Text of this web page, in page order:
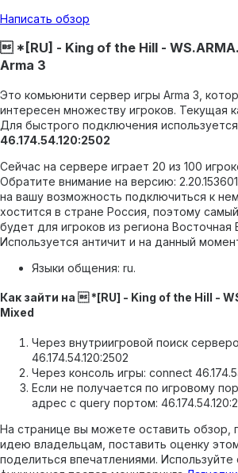
Написать обзор
 *[RU] - King of the Hill -
Arma 3
Это комьюнити сервер игры Arma 3,
интересен множеству игроков. Текущая
Для быстрого подключения
46.174.54.120:2502
Сейчас на сервере играет 20 из 100
Обратите внимание на версию:
на вашу возможность подключиться к
хостится в стране Россия, поэтому
будет для игроков из региона Восточная
Используется античит и на данный
Языки общения: ru.
Как зайти на  *[RU] - King of the Hill -
Mixed
Через внутриигровой поиск
46.174.54.120:2502
Через консоль игры: connect
Если не получается по игровому
адрес с query портом:
На странице вы можете оставить обзор,
идею владельцам, поставить оценку
поделиться впечатлениями.